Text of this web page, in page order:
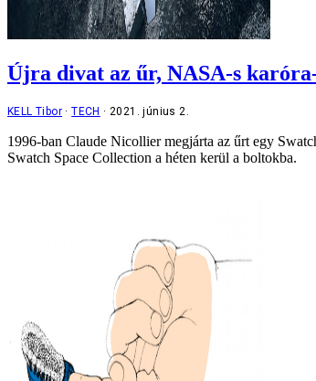
Újra divat az űr, NASA-s
KELL Tibor TECH 2021. június 2.
1996-ban Claude Nicollier megjárta az űrt egy
Swatch Space Collection a héten kerül a boltokba.